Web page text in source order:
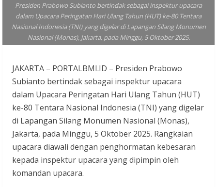
Presiden Prabowo Subianto bertindak sebagai inspektur upacara
dalam Upacara Peringatan Hari Ulang Tahun (HUT) ke-80 Tentara
Nasional Indonesia (TNI) yang digelar di Lapangan Silang Monumen
Nasional (Monas), Jakarta, pada Minggu, 5 Oktober 2025.
JAKARTA – PORTALBMI.ID – Presiden Prabowo
Subianto bertindak sebagai inspektur upacara
dalam Upacara Peringatan Hari Ulang Tahun (HUT)
ke-80 Tentara Nasional Indonesia (TNI) yang digelar
di Lapangan Silang Monumen Nasional (Monas),
Jakarta, pada Minggu, 5 Oktober 2025. Rangkaian
upacara diawali dengan penghormatan kebesaran
kepada inspektur upacara yang dipimpin oleh
komandan upacara.